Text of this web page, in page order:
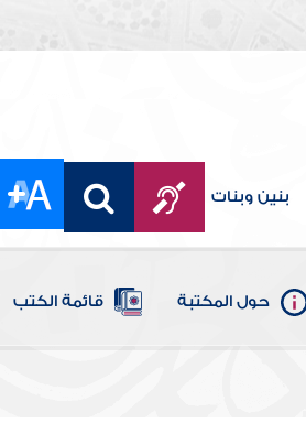
بنين وبنات
حول المكتبة قائمة الكتب